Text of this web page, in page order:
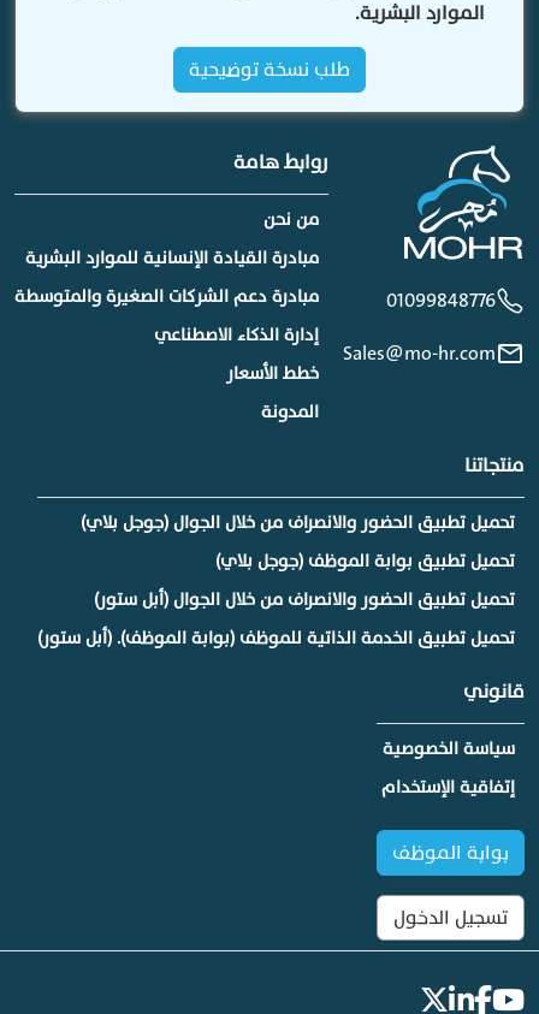
الموارد البشرية.
طلب نسخة توضيحية
01099848776
Sales@mo-hr.com
روابط هامة
من نحن
مبادرة القيادة الإنسانية للموارد البشرية
مبادرة دعم الشركات الصغيرة والمتوسطة
إدارة الذكاء الاصطناعي
خطط الأسعار
المدونة
منتجاتنا
تحميل تطبيق الحضور والانصراف من خلال الجوال (جوجل بلاي)
تحميل تطبيق بوابة الموظف (جوجل بلاي)
تحميل تطبيق الحضور والانصراف من خلال الجوال (أبل ستور)
تحميل تطبيق الخدمة الذاتية للموظف (بوابة الموظف). (أبل ستور)
قانوني
سياسة الخصوصية
إتفاقية الإستخدام
بوابة الموظف
تسجيل الدخول